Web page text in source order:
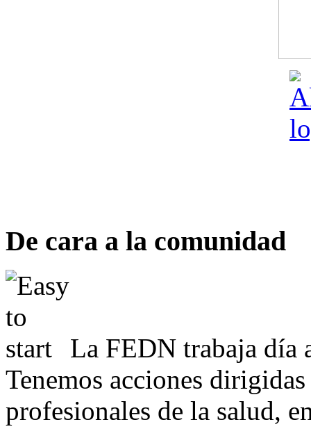
De cara a la comunidad
La FEDN trabaja día
Tenemos acciones
profesionales de la salud,